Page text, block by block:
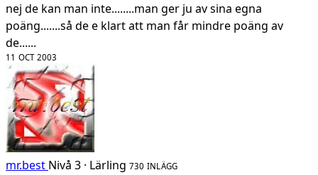
nej de kan man inte........man ger ju av sina egna
poäng.......så de e klart att man får mindre poäng av
de......
11 OCT 2003
mr.best Nivå 3 · Lärling 730 INLÄGG